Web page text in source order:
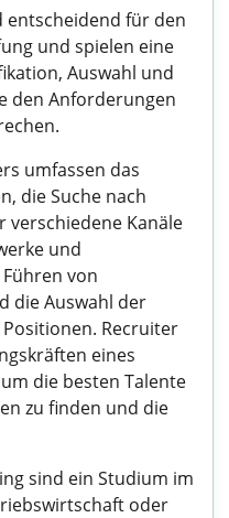
entscheidend für den
und spielen eine
Auswahl und
den Anforderungen
umfassen das
die Suche nach
verschiedene Kanäle
und
von
die Auswahl der
Recruiter
eines
die besten Talente
zu finden und die
sind ein Studium im
oder